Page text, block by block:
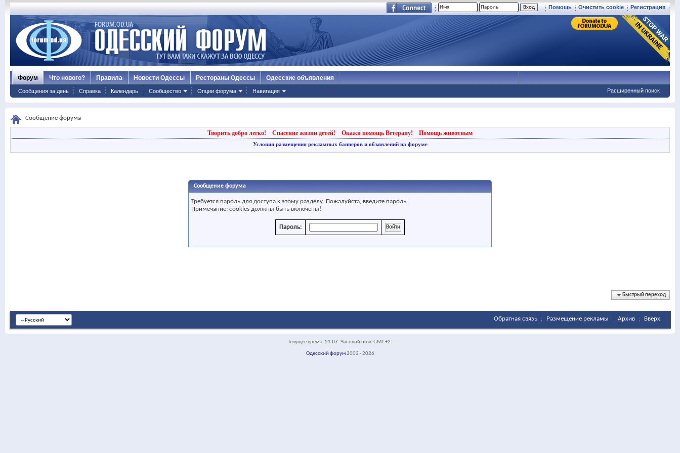
Регистрация
Очистить cookie
Помощь
Форум
Сообщения за день Справка Календарь Сообщество Опции форума Навигация
Что нового? Правила Новости Одессы Рестораны Одессы Одесские объявления
Расширенный поиск
Сообщение форума
Творить добро легко! Спасение жизни детей! Окажи помощь Ветерану! Помощь животным
Условия размещения рекламных баннеров и объявлений на форуме
Сообщение форума
Требуется пароль для доступа к этому разделу. Пожалуйста, введите пароль.
Примечание: cookies должны быть включены!
Пароль:
Быстрый переход
Обратная связь Размещение рекламы Архив Вверх
Текущее время: 14:07. Часовой пояс GMT +2.
Одесский форум2003 - 2026